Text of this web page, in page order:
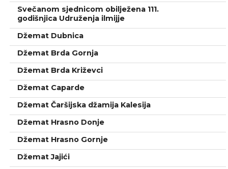
Svečanom sjednicom obilježena 111.
godišnjica Udruženja ilmijje
Džemat Dubnica
Džemat Brda Gornja
Džemat Brda Križevci
Džemat Caparde
Džemat Čaršijska džamija Kalesija
Džemat Hrasno Donje
Džemat Hrasno Gornje
Džemat Jajići